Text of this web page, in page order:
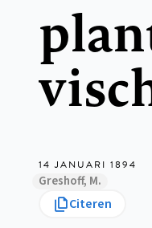
14 JANUARI 1894
Greshoff, M.
Citeren